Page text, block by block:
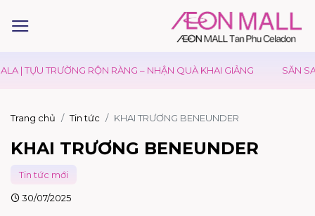
TỰU TRƯỜNG RỘN RÀNG – NHẬN QUÀ KHAI GIẢNG SĂN
Trang chủ Tin tức KHAI TRƯƠNG BENEUNDER
KHAI TRƯƠNG BENEUNDER
Tin tức mới
30/07/2025